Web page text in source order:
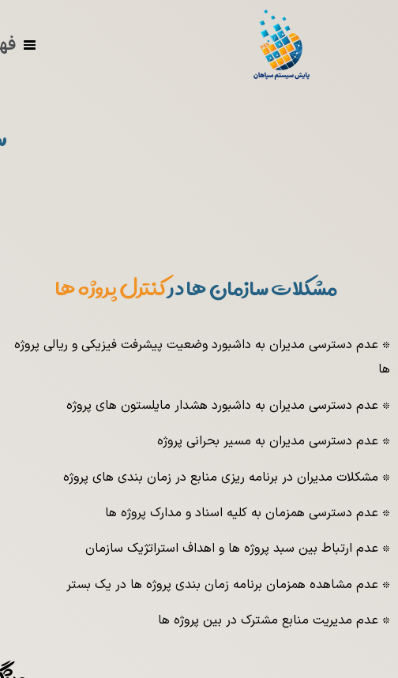
مشکلات سازمان ها درکنترل پروژه ها
٭ عدم دسترسی مدیران به داشبورد وضعیت پیشرفت فیزیکی و ریالی پروژه
ها
٭ عدم دسترسی مدیران به داشبورد هشدار مایلستون های پروژه
٭ عدم دسترسی مدیران به مسیر بحرانی پروژه
٭ مشکلات مدیران در برنامه ریزی منابع در زمان بندی های پروژه
٭ عدم دسترسی همزمان به کلیه اسناد و مدارک پروژه ها
٭ عدم ارتباط بین سبد پروژه ها و اهداف استراتژیک سازمان
٭ عدم مشاهده همزمان برنامه زمان بندی پروژه ها در یک بستر
٭ عدم مدیریت منابع مشترک در بین پروژه ها